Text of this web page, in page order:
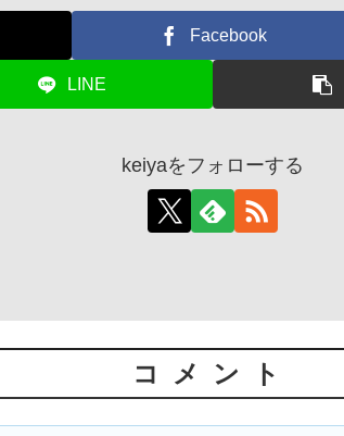
Facebook
LINE
keiyaをフォローする
コメント